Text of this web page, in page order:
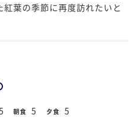
葉の季節に再度訪れたいと
5 朝食 5 夕食 5